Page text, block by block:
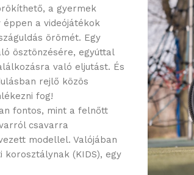
a gyermek
éppen a videójátékok
örömét. Egy
ösztönzésére, egyúttal
való eljutást. És
rejlő közös
fog!
fontos, mint a felnőtt
csavarra
modellel. Valójában
(KIDS), egy